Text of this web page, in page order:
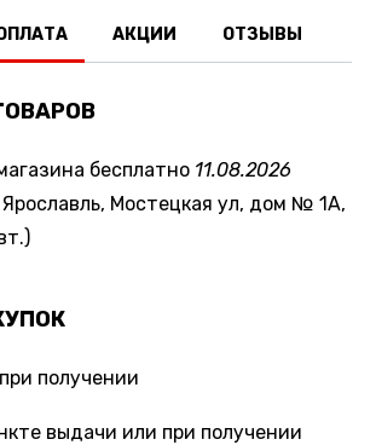
АКЦИИ ОТЗЫВЫ
бесплатно 11.08.2026
Ярославль, Мостецкая ул, дом № 1А,
получении
выдачи или при получении